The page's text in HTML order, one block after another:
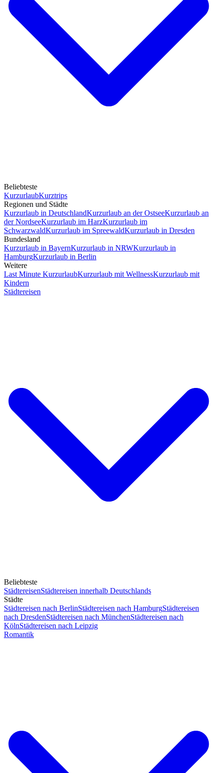
Beliebteste
KurzurlaubKurztrips
Regionen und Städte
Kurzurlaub in DeutschlandKurzurlaub an der OstseeKurzurlaub an
der NordseeKurzurlaub im HarzKurzurlaub im
SchwarzwaldKurzurlaub im SpreewaldKurzurlaub in Dresden
Bundesland
Kurzurlaub in BayernKurzurlaub in NRWKurzurlaub in
HamburgKurzurlaub in Berlin
Weitere
Last Minute KurzurlaubKurzurlaub mit WellnessKurzurlaub mit
Kindern
Städtereisen
Beliebteste
StädtereisenStädtereisen innerhalb Deutschlands
Städte
Städtereisen nach BerlinStädtereisen nach HamburgStädtereisen
nach DresdenStädtereisen nach MünchenStädtereisen nach
KölnStädtereisen nach Leipzig
Romantik